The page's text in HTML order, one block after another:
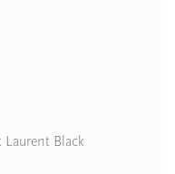
Laurent Black